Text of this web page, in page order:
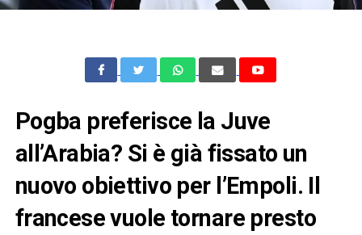
Pogba preferisce la Juve
all’Arabia? Si è già fissato un
nuovo obiettivo per l’Empoli. Il
francese vuole tornare presto